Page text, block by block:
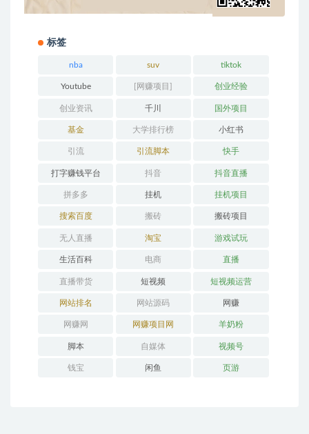
标签
nba suv tiktok
Youtube [网赚项目] 创业经验
创业资讯 千川 国外项目
基金 大学排行榜 小红书
引流 引流脚本 快手
打字赚钱平台 抖音 抖音直播
拼多多 挂机 挂机项目
搜索百度 搬砖 搬砖项目
无人直播 淘宝 游戏试玩
生活百科 电商 直播
直播带货 短视频 短视频运营
网站排名 网站源码 网赚
网赚网 网赚项目网 羊奶粉
脚本 自媒体 视频号
钱宝 闲鱼 页游